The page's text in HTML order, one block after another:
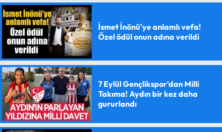
İsmet İnönü'ye anlamlı vefa!
Özel ödül onun adına verildi
7 Eylül Gençlikspor'dan Milli
Takıma! Aydın bir kez daha
gururlandı